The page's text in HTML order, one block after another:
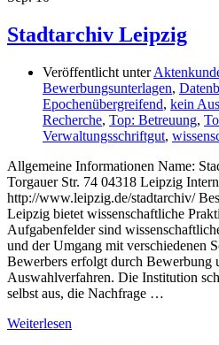
Stadtarchiv Leipzig
Veröffentlicht unter
Bewerbungsunterlagen,
Epochenübergreifend, kein
Recherche, Top: Betreuung,
Verwaltungsschriftgut,
Allgemeine Informationen Name:
Torgauer Str. 74 04318 Leipzig
http://www.leipzig.de/stadtarchiv/
Leipzig bietet wissenschaftliche
Aufgabenfelder sind
und der Umgang mit verschiedenen
Bewerbers erfolgt durch Bewerbung
Auswahlverfahren. Die Institution
selbst aus, die Nachfrage …
Weiterlesen